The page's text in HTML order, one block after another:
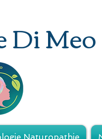
Di Meo
Naturopathie